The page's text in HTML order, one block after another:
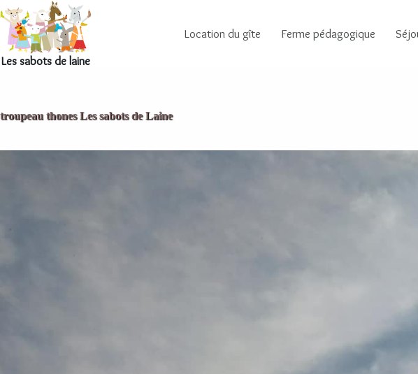
Les sabots de laine
Location du gîte Ferme pédagogique
troupeau thones Les sabots de Laine